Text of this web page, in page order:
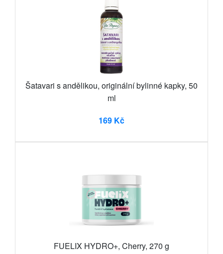
Šatavari s andělikou, originální bylinné kapky, 50
ml
169 Kč
FUELIX HYDRO+, Cherry, 270 g